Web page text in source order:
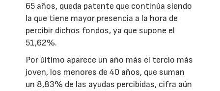
65 años, queda patente que continúa siendo
la que tiene mayor presencia a la hora de
percibir dichos fondos, ya que supone el
51,62%.
Por último aparece un año más el tercio más
joven, los menores de 40 años, que suman
un 8,83% de las ayudas percibidas, cifra aún